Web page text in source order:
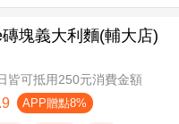
塊義大利麵(輔大店)
皆可抵用250元消費金額
APP贈點8%